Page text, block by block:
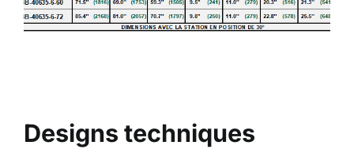
Designs techniques